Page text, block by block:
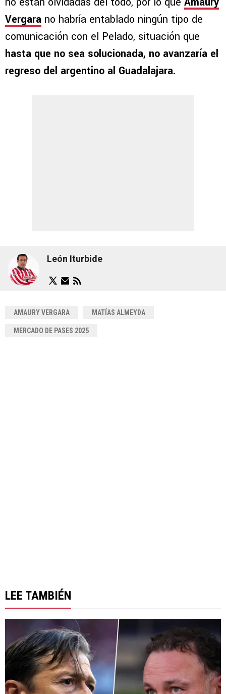
Vergara no habría entablado ningún tipo de
comunicación con el Pelado, situación que
hasta que no sea solucionada, no avanzaría el
regreso del argentino al Guadalajara.
León Iturbide
AMAURY VERGARA MATÍAS ALMEYDA
MERCADO DE PASES 2025
LEE TAMBIÉN